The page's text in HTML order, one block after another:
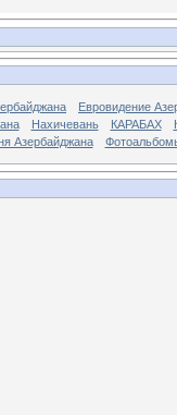
Евровидение
Нахичевань КАРАБАХ
Азербайджана